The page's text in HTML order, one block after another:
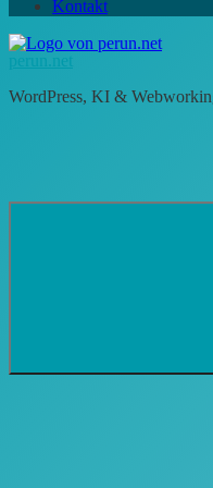
Kontakt
perun.net
WordPress, KI &